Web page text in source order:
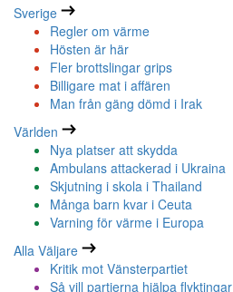
Sverige
Regler om värme
Hösten är här
Fler brottslingar grips
Billigare mat i affären
Man från gäng dömd i Irak
Världen
Nya platser att skydda
Ambulans attackerad i Ukraina
Skjutning i skola i Thailand
Många barn kvar i Ceuta
Varning för värme i Europa
Alla Väljare
Kritik mot Vänsterpartiet
Så vill partierna hjälpa flyktingar